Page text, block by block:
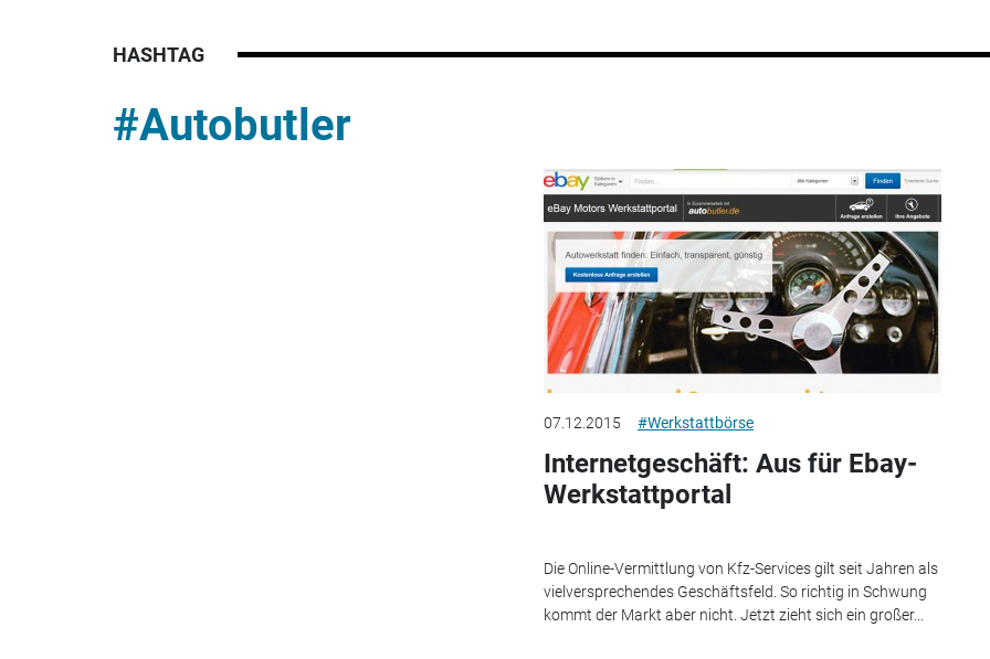
HASHTAG
#Autobutler
07.12.2015 #Werkstattbörse
Internetgeschäft: Aus für Ebay-
Werkstattportal
Die Online-Vermittlung von Kfz-Services gilt seit Jahren als
vielversprechendes Geschäftsfeld. So richtig in Schwung
kommt der Markt aber nicht. Jetzt zieht sich ein großer...